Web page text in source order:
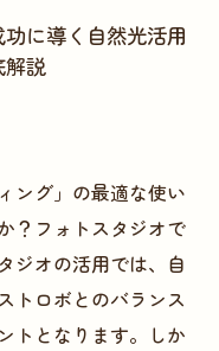
に導く自然光活用
解説
ング」の最適な使い
？フォトスタジオで
ジオの活用では、自
トロボとのバランス
トとなります。しか